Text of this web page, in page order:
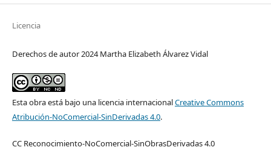
Licencia
Derechos de autor 2024 Martha Elizabeth Álvarez Vidal
Esta obra está bajo una licencia internacionalCreative Commons
Atribución-NoComercial-SinDerivadas 4.0.
CC Reconocimiento-NoComercial-SinObrasDerivadas 4.0